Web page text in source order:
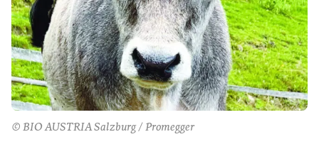
© BIO AUSTRIA Salzburg / Promegger